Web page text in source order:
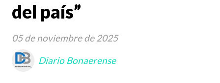
del país”
05 de noviembre de 2025
Diario Bonaerense